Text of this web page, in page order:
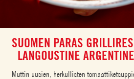
SUOMEN PARAS
LANGOUSTINE
Muttin uusien, herkullisten